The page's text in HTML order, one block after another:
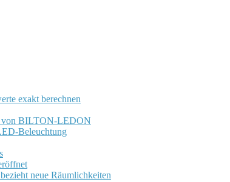
exakt berechnen
von BILTON-LEDON
Beleuchtung
neue Räumlichkeiten